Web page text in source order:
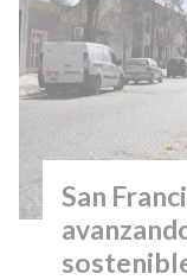
San